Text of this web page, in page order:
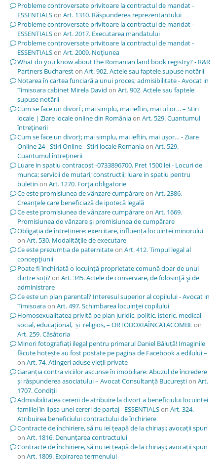
Probleme controversate privitoare la contractul de mandat -
ESSENTIALSon Art. 1310. Răspunderea reprezentantului
Probleme controversate privitoare la contractul de mandat -
ESSENTIALSon Art. 2017. Executarea mandatului
Probleme controversate privitoare la contractul de mandat -
ESSENTIALSon Art. 2009. Noţiunea
What do you know about the Romanian land book registry? - R&R
Partners Buchareston Art. 902. Actele sau faptele supuse notării
Notarea în cartea funciară a unui proces; admisibilitate - Avocat in
Timisoara cabinet Mirela David on Art. 902. Actele sau faptele
supuse notării
Cum se face un divorÈ; mai simplu, mai ieftin, mai uÈor… – Stiri
locale | Ziare locale online din Româniaon Art. 529. Cuantumul
întreţinerii
Cum se face un divorț; mai simplu, mai ieftin, mai ușor… - Ziare
Online 24 - Stiri Online - Stiri locale Romaniaon Art. 529.
Cuantumul întreţinerii
Luare in spatiu contracost -0733896700. Pret 1500 lei - Locuri de
munca; servicii de mutari; constructii; luare in spatiu pentru
buletin on Art. 1270. Forţa obligatorie
Ce este promisiunea de vânzare cumpărareon Art. 2386.
Creanţele care beneficiază de ipotecă legală
Ce este promisiunea de vânzare cumpărareon Art. 1669.
Promisiunea de vânzare şi promisiunea de cumpărare
Obligația de întreținere: exercitare, influența locuinței minorului
on Art. 530. Modalităţile de executare
Ce este prezumția de paternitateon Art. 412. Timpul legal al
concepţiunii
Poate fi închiriată o locuință proprietate comună doar de unul
dintre soți?on Art. 345. Actele de conservare, de folosinţă şi de
administrare
Ce este un plan parental? Interesul superior al copilului - Avocat in
Timisoaraon Art. 497. Schimbarea locuinţei copilului
Homosexualitatea privită pe plan juridic, politic, istoric, medical,
social, educațional, și religios, – ORTODOXIAÎNCATACOMBEon
Art. 259. Căsătoria
Minori fotografiați ilegal pentru primarul Daniel Băluță! Imaginile
făcute hoțește au fost postate pe pagina de Facebook a edilului –
on Art. 74. Atingeri aduse vieţii private
Garanția contra viciilor ascunse în imobiliare: Abuzul de încredere
și răspunderea asociatului – Avocat Consultanță Bucureștion Art.
1707. Condiţii
Admisibilitatea cererii de atribuire la divorț a beneficiului locuinței
familiei în lipsa unei cereri de partaj - ESSENTIALSon Art. 324.
Atribuirea beneficiului contractului de închiriere
Contracte de închiriere, să nu iei țeapă de la chiriași; avocații spun
on Art. 1816. Denunţarea contractului
Contracte de închiriere, să nu iei țeapă de la chiriași; avocații spun
on Art. 1809. Expirarea termenului